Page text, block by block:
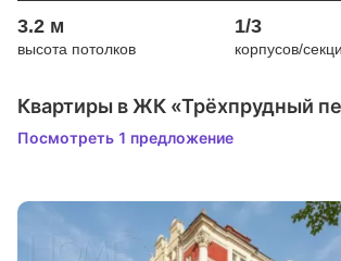
3.2 м
высота потолков
1/3
корпусов/
Квартиры в ЖК «Трёхпрудный
Посмотреть 1 предложение